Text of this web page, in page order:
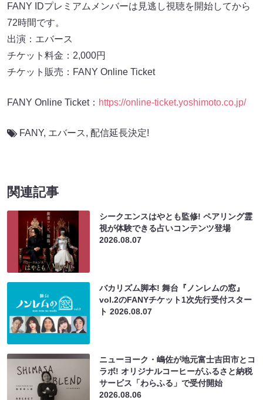
FANY IDプレミアムメンバーは見逃し視聴を開始してから
72時間です。
出演：エバース
チケット料金：2,000円
チケット販売：FANY Online Ticket
FANY Online Ticket： https://online-ticket.yoshimoto.co.jp/
FANY, エバース, 配信延長決定!
関連記事
シークエンスはやとも監修! ペアリング霊
視が体験できる占いコンテンツ登場
2026.08.07
バカリズム脚本! 舞台『ノンレムの窓』
vol.2のFANYチケット1次先行受付スター
ト2026.08.07
ニューヨーク・嶋佐が地元富士吉田市とコ
ラボ! オリジナルコーヒーがふるさと納税
サービス「わらふる」で受付開始
2026.08.06